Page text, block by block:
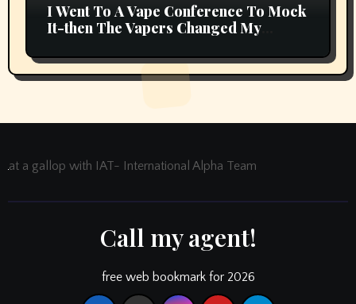
I Went To A Vape Conference To Mock
It-then The Vapers Changed My
at a gallop with IAT- International Alpha Team
Call my agent!
free web bookmark for 2026